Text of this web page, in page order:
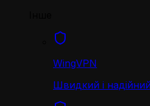
WingVPN
Швидкий і